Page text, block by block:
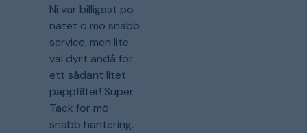
Ni var billigast po
nätet o mö snabb
service, men lite
väl dyrt ändå för
ett sådant litet
pappfilter! Super
Tack för mö
snabb hantering.